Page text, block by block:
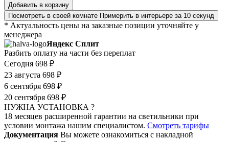
Добавить в корзину
Посмотреть в своей комнате Примерить в интерьере за 10 секунд
* Актуальность цены на заказные позиции уточняйте у
менеджера
Яндекс Сплит
Разбить оплату на части без переплат
Сегодня 698 ₽
23 августа 698 ₽
6 сентября 698 ₽
20 сентября 698 ₽
НУЖНА УСТАНОВКА ?
18 месяцев расширенной гарантии на светильники при
условии монтажа нашим специалистом. Смотреть тарифы
Документация Вы можете ознакомиться с накладной